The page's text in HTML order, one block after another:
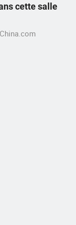
cette salle